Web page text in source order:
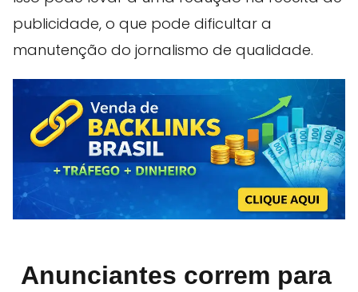
publicidade, o que pode dificultar a
manutenção do jornalismo de qualidade.
Anunciantes correm para